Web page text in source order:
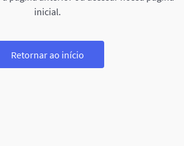
inicial.
Retornar ao início